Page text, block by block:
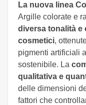
La nuova linea
Argille colorate e
diversa tonalità e
cosmetici,
pigmenti artificiali
sostenibile. La
qualitativa e
delle dimensioni
fattori che